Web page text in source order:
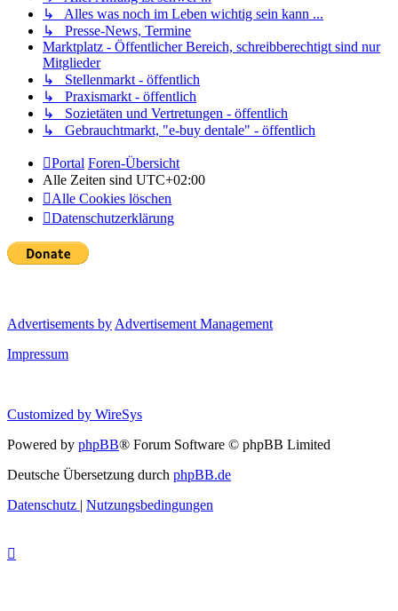
↳ Alles was noch im Leben wichtig sein kann ...
↳ Presse-News, Termine
Marktplatz - Öffentlicher Bereich, schreibberechtigt sind nur
Mitglieder
↳ Stellenmarkt - öffentlich
↳ Praxismarkt - öffentlich
↳ Sozietäten und Vertretungen - öffentlich
↳ Gebrauchtmarkt, "e-buy dentale" - öffentlich
Portal Foren-Übersicht
Alle Zeiten sind UTC+02:00
Alle Cookies löschen
Datenschutzerklärung
Advertisements by Advertisement Management
Impressum
Customized by WireSys
Powered by phpBB® Forum Software © phpBB Limited
Deutsche Übersetzung durch phpBB.de
Datenschutz | Nutzungsbedingungen